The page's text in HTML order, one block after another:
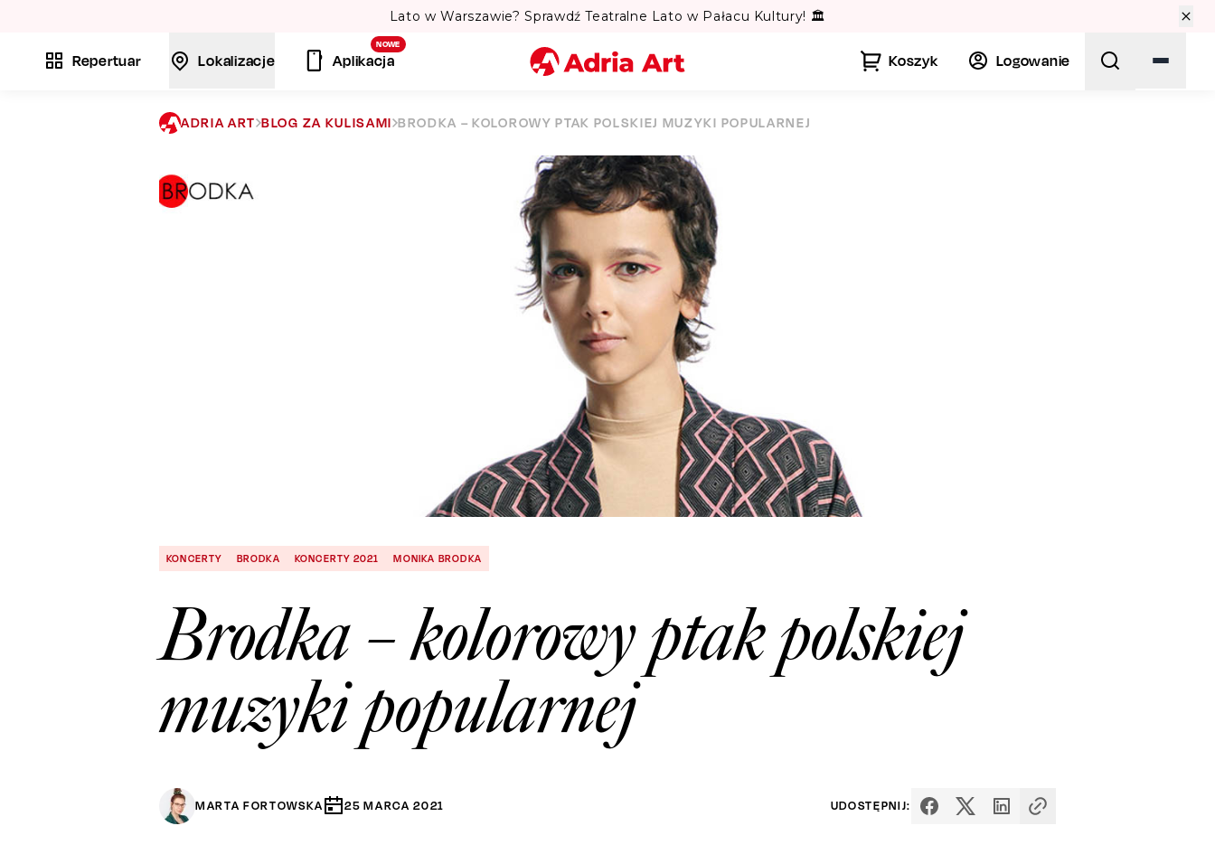
Lato w Warszawie? Sprawdź Teatralne Lato w Pałacu Kultury! 🏛️
Repertuar Lokalizacje
NOWE
Aplikacja Koszyk Logowanie
Miasto
Kategoria
ADRIA ART BLOG ZA KULISAMI BRODKA – KOLOROWY PTAK POLSKIEJ MUZYKI POPULARNEJ
KONCERTY BRODKA KONCERTY 2021 MONIKA BRODKA
Brodka – kolorowy ptak polskiej
muzyki popularnej
MARTA FORTOWSKA 25 MARCA 2021 UDOSTĘPNIJ: